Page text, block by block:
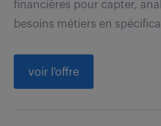
financières pour capter,
besoins métiers en
voir l'offre